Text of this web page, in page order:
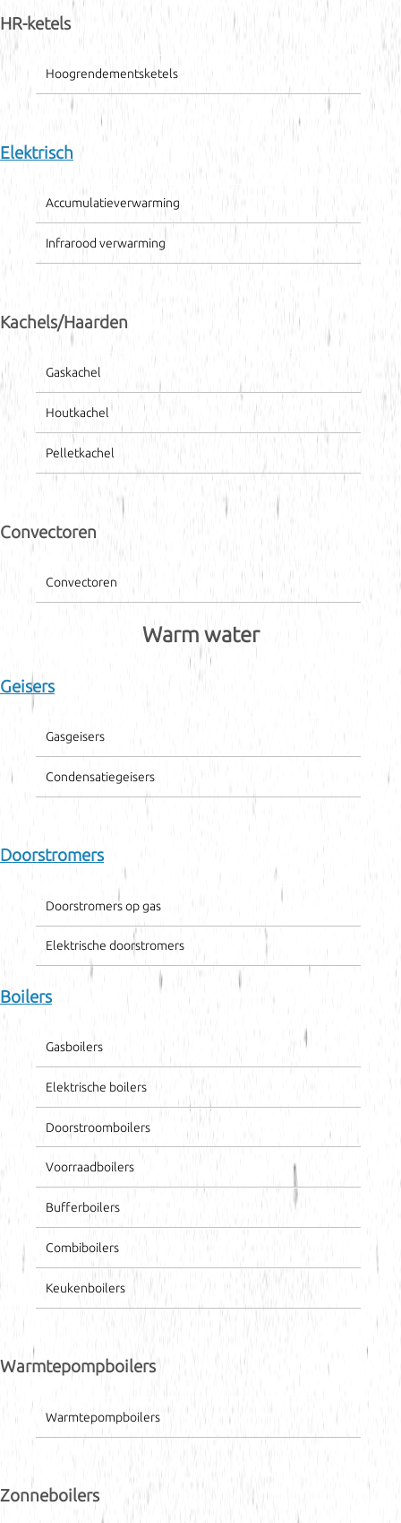
HR-ketels
Hoogrendementsketels
Elektrisch
Accumulatieverwarming
Infrarood verwarming
Kachels/Haarden
Gaskachel
Houtkachel
Pelletkachel
Convectoren
Convectoren
Warm water
Geisers
Gasgeisers
Condensatiegeisers
Doorstromers
Doorstromers op gas
Elektrische doorstromers
Boilers
Gasboilers
Elektrische boilers
Doorstroomboilers
Voorraadboilers
Bufferboilers
Combiboilers
Keukenboilers
Warmtepompboilers
Warmtepompboilers
Zonneboilers